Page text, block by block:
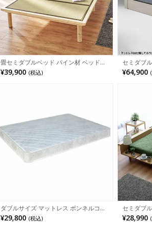
畳セミダブルベッド パイン材 ベッドフ
レーム い草 畳ベッド 天然木 コンパク
ト 床下収納 すのこベッド おしゃれ 高
¥39,900 (税込)
セミダブ
〔フット
コンセン
¥64,900
ダブルサイズ マットレス ボンネルコイ
ルマットレス ふとん 寝具 快適 ベッド
通気性 高耐久 ダブルベッド 圧縮ロール
¥29,800 (税込)
セミダブ
レーム 北
マットレ
¥28,990